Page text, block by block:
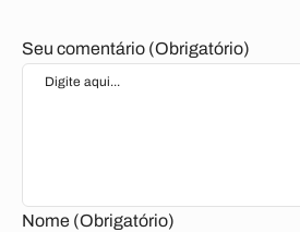
Seu comentário (Obrigatório)
Nome (Obrigatório)